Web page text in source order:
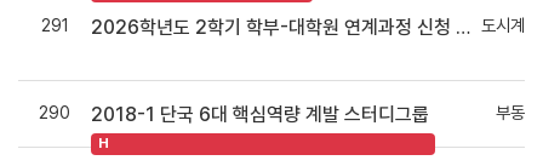
291 2026학년도 2학기 학부-대학원 연계과정 신청 안내
도시계
290 2018-1 단국 6대 핵심역량 계발 스터디그룹
H
부동